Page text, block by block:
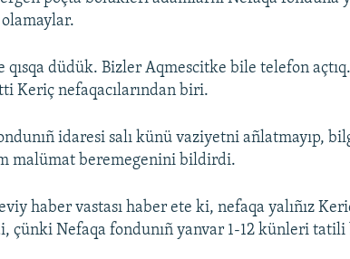
olamaylar.
qısqa düdük. Bizler Aqmescitke bile telefon
Keriç nefaqacılarından biri.
idaresi salı künü vaziyetni añlatmayıp,
malümat beremegenini bildirdi.
haber vastası haber ete ki, nefaqa yalıñız
çünki Nefaqa fondunıñ yanvar 1-12 künleri tatili